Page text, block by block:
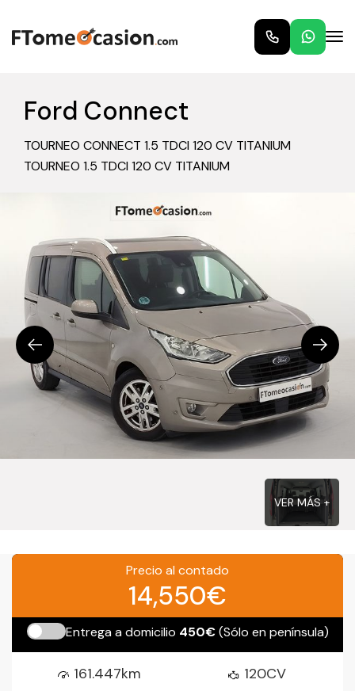
Ford Connect
TOURNEO CONNECT 1.5 TDCI 120 CV TITANIUM
TOURNEO 1.5 TDCI 120 CV TITANIUM
VER MÁS +
Precio al contado
14,550€
Entrega a domicilio 450€(Sólo en península)
161.447km
120CV